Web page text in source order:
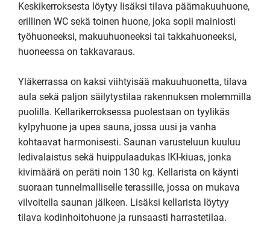
Keskikerroksesta löytyy lisäksi tilava päämakuuhuone,
erillinen WC sekä toinen huone, joka sopii mainiosti
työhuoneeksi, makuuhuoneeksi tai takkahuoneeksi,
huoneessa on takkavaraus.
Yläkerrassa on kaksi viihtyisää makuuhuonetta, tilava
aula sekä paljon säilytystilaa rakennuksen molemmilla
puolilla. Kellarikerroksessa puolestaan on tyylikäs
kylpyhuone ja upea sauna, jossa uusi ja vanha
kohtaavat harmonisesti. Saunan varusteluun kuuluu
ledivalaistus sekä huippulaadukas IKI-kiuas, jonka
kivimäärä on peräti noin 130 kg. Kellarista on käynti
suoraan tunnelmalliselle terassille, jossa on mukava
vilvoitella saunan jälkeen. Lisäksi kellarista löytyy
tilava kodinhoitohuone ja runsaasti harrastetilaa.